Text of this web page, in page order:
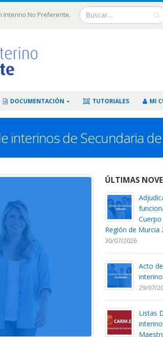
Interino No Preferente.
DOCUMENTACIÓN TUTORIALES MI
interinos de Secundaria
ÚLTIMAS
Región de Murcia
30/07/2026
Acto
29/07/
Listas